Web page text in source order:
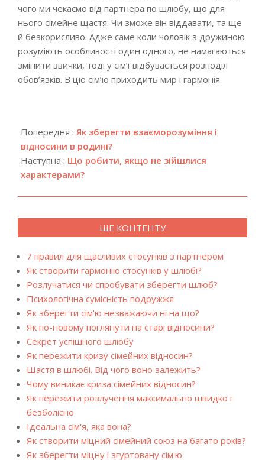
чого ми чекаємо від партнера по шлюбу, що для
нього сімейне щастя. Чи зможе він віддавати, та ще
й безкорисливо. Адже саме коли чоловік з дружиною
розуміють особливості один одного, не намагаються
змінити звички, тоді у сім’ї відбувається розподіл
обов’язків. В цю сім’ю приходить мир і гармонія.
12-
15
Попередня : Як зберегти взаєморозуміння і
відносини в родині?
Наступна : Що робити, якщо не зійшлися
характерами?
ЩЕ КОНТЕНТУ
7 правил для щасливих стосунків з партнером
Як створити гармонію стосунків у шлюбі?
Розлучатися чи спробувати зберегти шлюб?
Психологічна сумісність подружжя
Як зберегти сім'ю незважаючи ні на що?
Як по-новому поглянути на старі відносини?
Секрет успішного шлюбу
Як пережити кризу сімейних відносин?
Щастя в шлюбі. Від чого воно залежить?
Чому виникає криза сімейних відносин?
Як пережити розлучення максимально швидко і
безболісно
Ідеальна сім'я, яка вона?
Як створити міцний сімейний союз на багато років?
Як зберегти міцну і згуртовану сім'ю